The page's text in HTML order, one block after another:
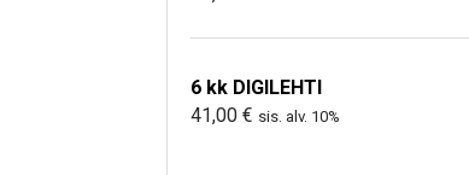
6 kk DIGILEHTI
41,00 € sis. alv. 10%